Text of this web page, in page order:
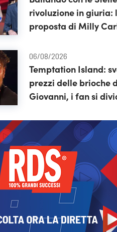
rivoluzione in giuria:
proposta di Milly
06/08/2026
Temptation Island:
prezzi delle brioche
Giovanni, i fan si